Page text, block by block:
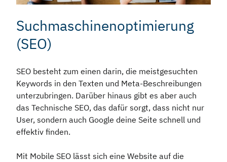
Suchmaschinenoptimierung
(SEO)
SEO besteht zum einen darin, die meistgesuchten
Keywords in den Texten und Meta-Beschreibungen
unterzubringen. Darüber hinaus gibt es aber auch
das Technische SEO, das dafür sorgt, dass nicht nur
User, sondern auch Google deine Seite schnell und
effektiv finden.
Mit Mobile SEO lässt sich eine Website auf die